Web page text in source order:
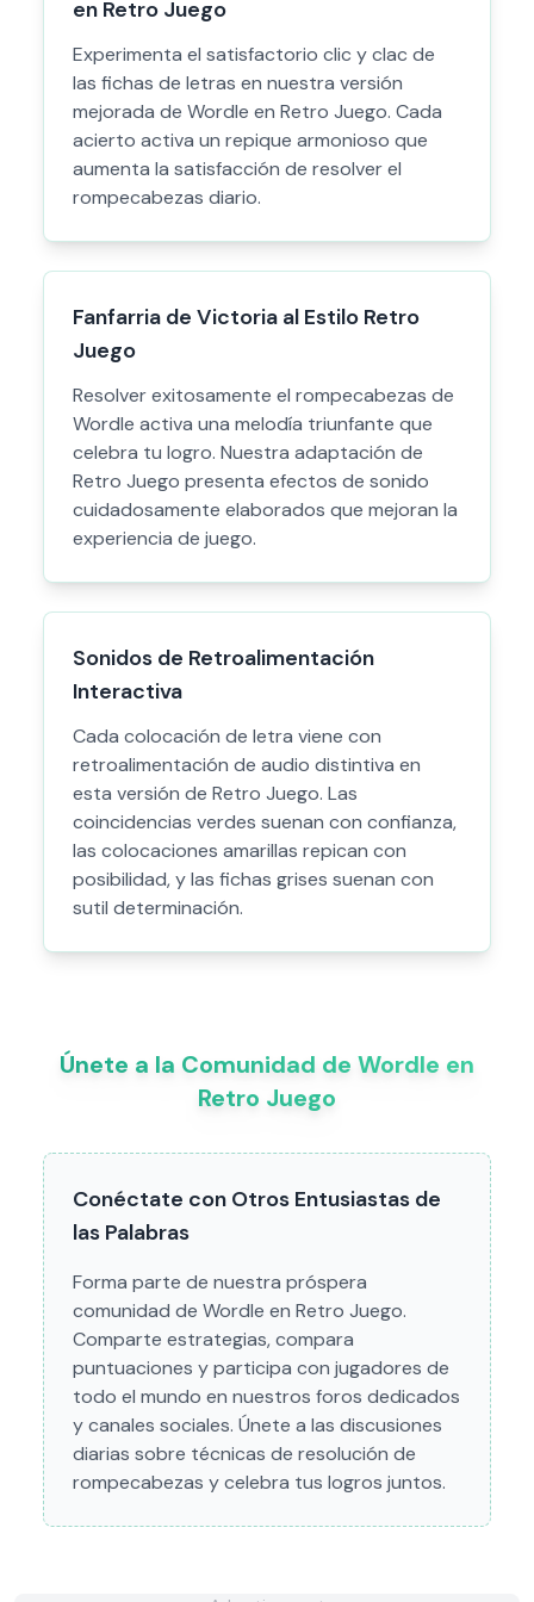
en Retro Juego
Experimenta el satisfactorio clic y clac de
las fichas de letras en nuestra versión
mejorada de Wordle en Retro Juego. Cada
acierto activa un repique armonioso que
aumenta la satisfacción de resolver el
rompecabezas diario.
Fanfarria de Victoria al Estilo Retro
Juego
Resolver exitosamente el rompecabezas de
Wordle activa una melodía triunfante que
celebra tu logro. Nuestra adaptación de
Retro Juego presenta efectos de sonido
cuidadosamente elaborados que mejoran la
experiencia de juego.
Sonidos de Retroalimentación
Interactiva
Cada colocación de letra viene con
retroalimentación de audio distintiva en
esta versión de Retro Juego. Las
coincidencias verdes suenan con confianza,
las colocaciones amarillas repican con
posibilidad, y las fichas grises suenan con
sutil determinación.
Únete a la Comunidad de Wordle en
Retro Juego
Conéctate con Otros Entusiastas de
las Palabras
Forma parte de nuestra próspera
comunidad de Wordle en Retro Juego.
Comparte estrategias, compara
puntuaciones y participa con jugadores de
todo el mundo en nuestros foros dedicados
y canales sociales. Únete a las discusiones
diarias sobre técnicas de resolución de
rompecabezas y celebra tus logros juntos.